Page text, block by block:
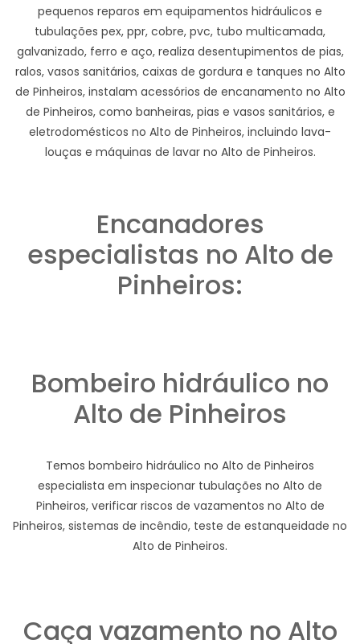
pequenos reparos em equipamentos hidráulicos e
tubulações pex, ppr, cobre, pvc, tubo multicamada,
galvanizado, ferro e aço, realiza desentupimentos de pias,
ralos, vasos sanitários, caixas de gordura e tanques no Alto
de Pinheiros, instalam acessórios de encanamento no Alto
de Pinheiros, como banheiras, pias e vasos sanitários, e
eletrodomésticos no Alto de Pinheiros, incluindo lava-
louças e máquinas de lavar no Alto de Pinheiros.
Encanadores
especialistas no Alto de
Pinheiros:
Bombeiro hidráulico no
Alto de Pinheiros
Temos bombeiro hidráulico no Alto de Pinheiros
especialista em inspecionar tubulações no Alto de
Pinheiros, verificar riscos de vazamentos no Alto de
Pinheiros, sistemas de incêndio, teste de estanqueidade no
Alto de Pinheiros.
Caça vazamento no Alto